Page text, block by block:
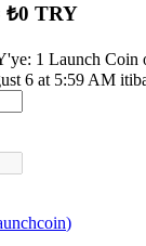
kullanan vadeli
₺0 TRY
1 Launch Coin
6 at 5:59 AM
)